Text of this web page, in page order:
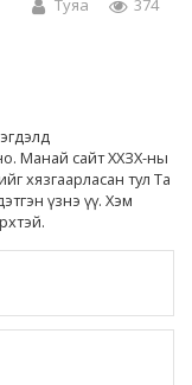
Туяа 374
Манай сайт ХХЗХ-ны
хязгаарласан тул Та
үзнэ үү. Хэм